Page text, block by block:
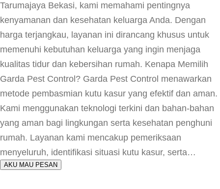
Tarumajaya Bekasi, kami memahami pentingnya
kenyamanan dan kesehatan keluarga Anda. Dengan
harga terjangkau, layanan ini dirancang khusus untuk
memenuhi kebutuhan keluarga yang ingin menjaga
kualitas tidur dan kebersihan rumah. Kenapa Memilih
Garda Pest Control? Garda Pest Control menawarkan
metode pembasmian kutu kasur yang efektif dan aman.
Kami menggunakan teknologi terkini dan bahan-bahan
yang aman bagi lingkungan serta kesehatan penghuni
rumah. Layanan kami mencakup pemeriksaan
menyeluruh, identifikasi situasi kutu kasur, serta…
AKU MAU PESAN